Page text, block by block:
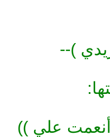
)--
علي ))